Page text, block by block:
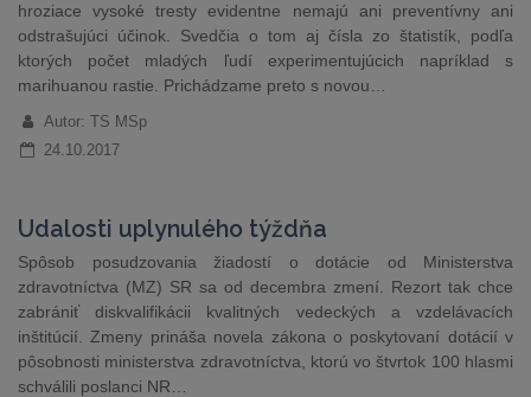
hroziace vysoké tresty evidentne nemajú ani preventívny ani
odstrašujúci účinok. Svedčia o tom aj čísla zo štatistík, podľa
ktorých počet mladých ľudí experimentujúcich napríklad s
marihuanou rastie. Prichádzame preto s novou…
Autor: TS MSp
24.10.2017
Udalosti uplynulého týždňa
Spôsob posudzovania žiadostí o dotácie od Ministerstva
zdravotníctva (MZ) SR sa od decembra zmení. Rezort tak chce
zabrániť diskvalifikácii kvalitných vedeckých a vzdelávacích
inštitúcií. Zmeny prináša novela zákona o poskytovaní dotácií v
pôsobnosti ministerstva zdravotníctva, ktorú vo štvrtok 100 hlasmi
schválili poslanci NR…